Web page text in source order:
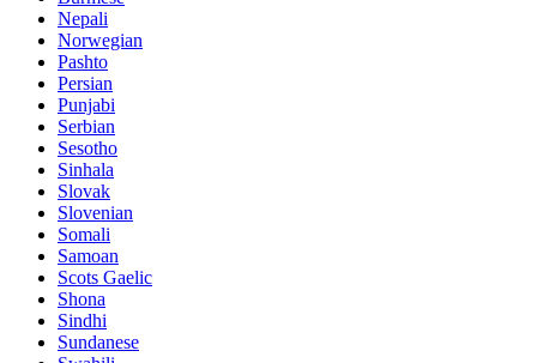
Nepali
Norwegian
Pashto
Persian
Punjabi
Serbian
Sesotho
Sinhala
Slovak
Slovenian
Somali
Samoan
Scots Gaelic
Shona
Sindhi
Sundanese